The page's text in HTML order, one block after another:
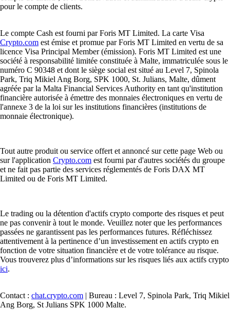
pour le compte de clients.
Le compte Cash est fourni par Foris MT Limited. La carte Visa
Crypto.com est émise et promue par Foris MT Limited en vertu de sa
licence Visa Principal Member (émission). Foris MT Limited est une
société à responsabilité limitée constituée à Malte, immatriculée sous le
numéro C 90348 et dont le siège social est situé au Level 7, Spinola
Park, Triq Mikiel Ang Borg, SPK 1000, St. Julians, Malte, dûment
agréée par la Malta Financial Services Authority en tant qu'institution
financière autorisée à émettre des monnaies électroniques en vertu de
l'annexe 3 de la loi sur les institutions financières (institutions de
monnaie électronique).
Tout autre produit ou service offert et annoncé sur cette page Web ou
sur l'application Crypto.com est fourni par d'autres sociétés du groupe
et ne fait pas partie des services réglementés de Foris DAX MT
Limited ou de Foris MT Limited.
Le trading ou la détention d'actifs crypto comporte des risques et peut
ne pas convenir à tout le monde. Veuillez noter que les performances
passées ne garantissent pas les performances futures. Réfléchissez
attentivement à la pertinence d’un investissement en actifs crypto en
fonction de votre situation financière et de votre tolérance au risque.
Vous trouverez plus d’informations sur les risques liés aux actifs crypto
ici.
Contact : chat.crypto.com | Bureau : Level 7, Spinola Park, Triq Mikiel
Ang Borg, St Julians SPK 1000 Malte.